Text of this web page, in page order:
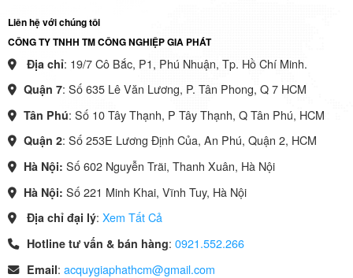
Liên hệ với chúng tôi
CÔNG TY TNHH TM CÔNG NGHIỆP GIA PHÁT
Địa chỉ: 19/7 Cô Bắc, P1, Phú Nhuận, Tp. Hồ Chí Minh.
Quận 7: Số 635 Lê Văn Lương, P. Tân Phong, Q 7 HCM
Tân Phú: Số 10 Tây Thạnh, P Tây Thạnh, Q Tân Phú, HCM
Quận 2: Số 253E Lương Định Của, An Phú, Quận 2, HCM
Hà Nội: Số 602 Nguyễn Trãi, Thanh Xuân, Hà Nội
Hà Nội: Số 221 Minh Khai, Vĩnh Tuy, Hà Nội
Địa chỉ đại lý: Xem Tất Cả
Hotline tư vấn & bán hàng: 0921.552.266
Email: acquygiaphathcm@gmail.com